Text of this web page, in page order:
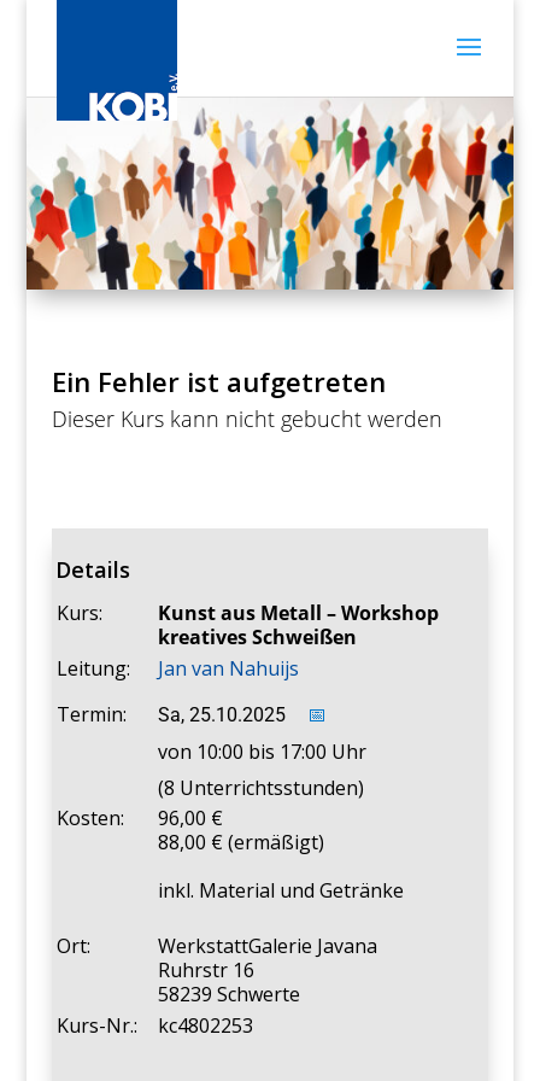
Ein Fehler ist aufgetreten
Dieser Kurs kann nicht gebucht werden
Details
Kurs:
Kunst aus Metall – Workshop
kreatives Schweißen
Leitung:
Jan van Nahuijs
Termin:
Sa, 25.10.2025 📅
von 10:00 bis 17:00 Uhr
(8 Unterrichtsstunden)
Kosten:
96,00
88,00 € (ermäßigt)
inkl. Material und Getränke
Ort:
WerkstattGalerie Javana
Ruhrstr 16
58239 Schwerte
Kurs-Nr.:
kc4802253